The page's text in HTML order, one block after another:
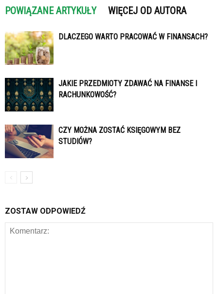
POWIĄZANE ARTYKUŁY WIĘCEJ OD AUTORA
DLACZEGO WARTO PRACOWAĆ W FINANSACH?
JAKIE PRZEDMIOTY ZDAWAĆ NA FINANSE I
RACHUNKOWOŚĆ?
CZY MOŻNA ZOSTAĆ KSIĘGOWYM BEZ
STUDIÓW?
ZOSTAW ODPOWIEDŹ